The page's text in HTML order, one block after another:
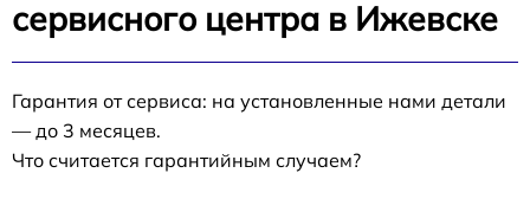
сервисного центра в Ижевске
Гарантия от сервиса: на установленные нами детали
— до 3 месяцев.
Что считается гарантийным случаем?